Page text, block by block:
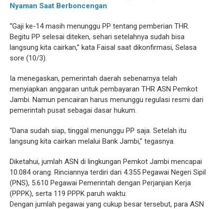
Nyaman Saat Berboncengan
“Gaji ke-14 masih menunggu PP tentang pemberian THR.
Begitu PP selesai diteken, sehari setelahnya sudah bisa
langsung kita cairkan,” kata Faisal saat dikonfirmasi, Selasa
sore (10/3).
Ia menegaskan, pemerintah daerah sebenarnya telah
menyiapkan anggaran untuk pembayaran THR ASN Pemkot
Jambi. Namun pencairan harus menunggu regulasi resmi dari
pemerintah pusat sebagai dasar hukum.
“Dana sudah siap, tinggal menunggu PP saja. Setelah itu
langsung kita cairkan melalui Bank Jambi,” tegasnya.
Diketahui, jumlah ASN di lingkungan Pemkot Jambi mencapai
10.084 orang. Rinciannya terdiri dari 4.355 Pegawai Negeri Sipil
(PNS), 5.610 Pegawai Pemerintah dengan Perjanjian Kerja
(PPPK), serta 119 PPPK paruh waktu.
Dengan jumlah pegawai yang cukup besar tersebut, para ASN